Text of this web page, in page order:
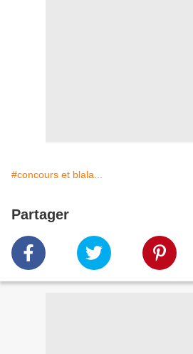
#concours et blala...
Partager